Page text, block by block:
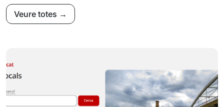
Veure totes →